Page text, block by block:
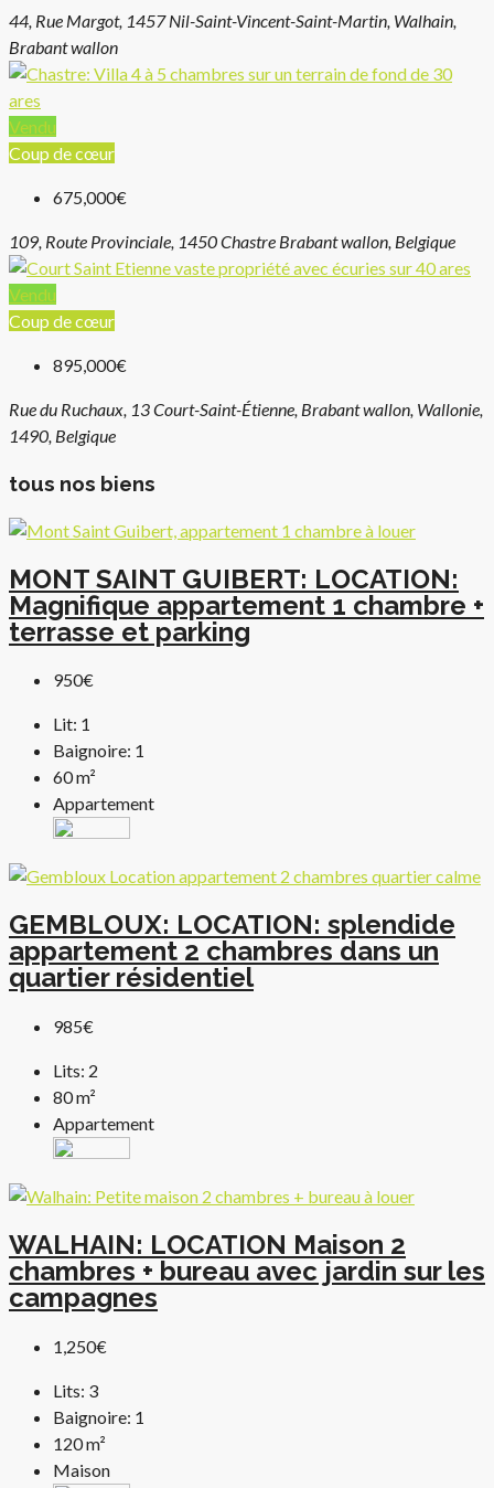
44, Rue Margot, 1457 Nil-Saint-Vincent-Saint-Martin, Walhain,
Brabant wallon
Vendu
Coup de cœur
675,000€
109, Route Provinciale, 1450 Chastre Brabant wallon, Belgique
Vendu
Coup de cœur
895,000€
Rue du Ruchaux, 13 Court-Saint-Étienne, Brabant wallon, Wallonie,
1490, Belgique
tous nos biens
MONT SAINT GUIBERT: LOCATION:
Magnifique appartement 1 chambre +
terrasse et parking
950€
Lit: 1
Baignoire: 1
60m²
Appartement
GEMBLOUX: LOCATION: splendide
appartement 2 chambres dans un
quartier résidentiel
985€
Lits: 2
80m²
Appartement
WALHAIN: LOCATION Maison 2
chambres + bureau avec jardin sur les
campagnes
1,250€
Lits: 3
Baignoire: 1
120m²
Maison